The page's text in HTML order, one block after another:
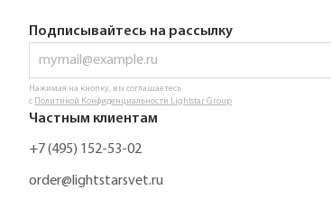
Подписывайтесь на рассылку
Нажимая на кнопку, вы соглашаетесь
с Политикой Конфиденциальности Lightstar Group
Частным клиентам
+7 (495) 152-53-02
order@lightstarsvet.ru